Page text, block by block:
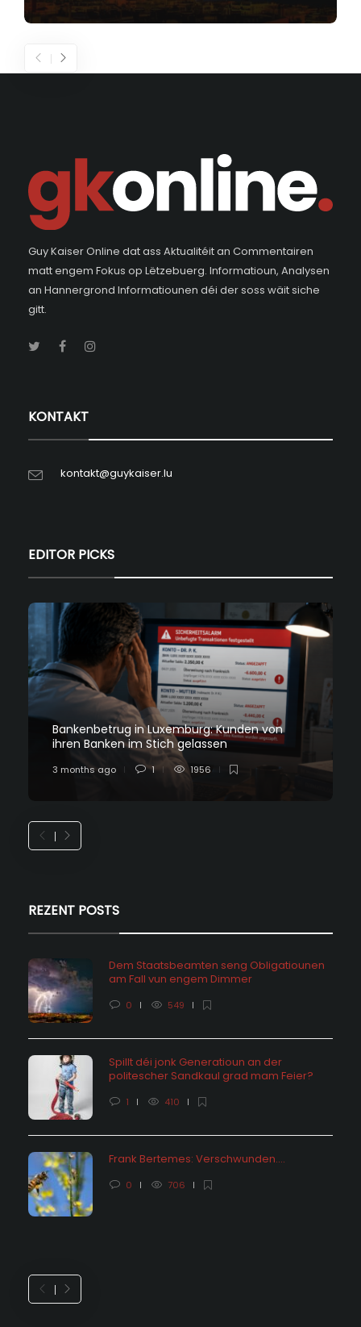
Guy Kaiser Online dat ass Aktualitéit an Commentairen
matt engem Fokus op Lëtzebuerg. Informatioun, Analysen
an Hannergrond Informatiounen déi der soss wäit siche
gitt.
KONTAKT
kontakt@guykaiser.lu
EDITOR PICKS
Bankenbetrug in Luxemburg: Kunden von
ihren Banken im Stich gelassen
3 months ago 1 1956
REZENT POSTS
Dem Staatsbeamten seng Obligatiounen
am Fall vun engem Dimmer
0 549
Spillt déi jonk Generatioun an der
politescher Sandkaul grad mam Feier?
1 410
Frank Bertemes: Verschwunden….
0 706